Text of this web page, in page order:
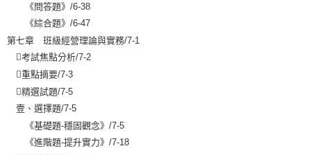
《問答題》/6-38
《綜合題》/6-47
第七章 班級經營理論與實務/7-1
考試焦點分析/7-2
重點摘要/7-3
精選試題/7-5
壹、選擇題/7-5
《基礎題-穩固觀念》/7-5
《進階題-提升實力》/7-18